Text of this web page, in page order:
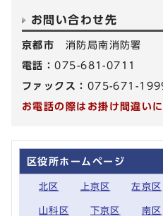
お問い合わせ先
京都市 消防局南消防署
電話：075-681-0711
ファックス： 075-671-
お電話の際はお掛け間違い
区役所ホームページ
北区 上京区 左京区
山科区 下京区 南区